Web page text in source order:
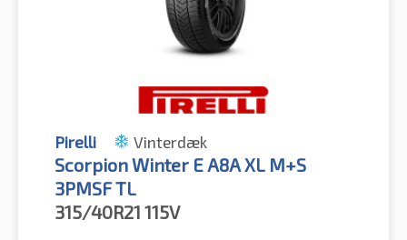
Pirelli Vinterdæk
Scorpion Winter E A8A XL M+S
3PMSF TL
315/40R21 115V